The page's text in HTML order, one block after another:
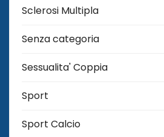
Sclerosi Multipla
Senza categoria
Sessualita' Coppia
Sport
Sport Calcio